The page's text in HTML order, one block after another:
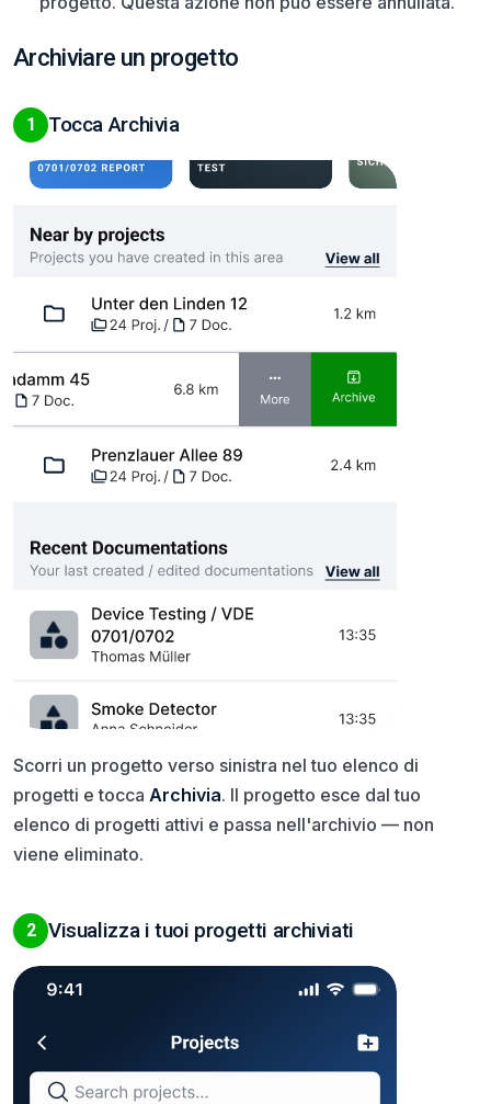
Archiviare un progetto
1 Tocca Archivia
Scorri un progetto verso sinistra nel tuo elenco di
progetti e tocca Archivia. Il progetto esce dal tuo
elenco di progetti attivi e passa nell'archivio — non
viene eliminato.
2 Visualizza i tuoi progetti archiviati